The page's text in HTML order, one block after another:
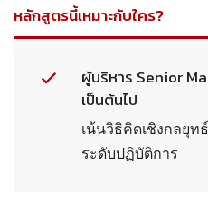
หลักสูตรนี้เหมาะกับใคร?
ผู้บริหาร Senior
เป็นต้นไป
เน้นวิธิคิดเชิงกลยุท
ระดับปฏิบัติการ